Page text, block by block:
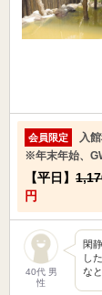
会員限定
入
※年末年始、
【平日】
円
40代 男
性
閑
し
な